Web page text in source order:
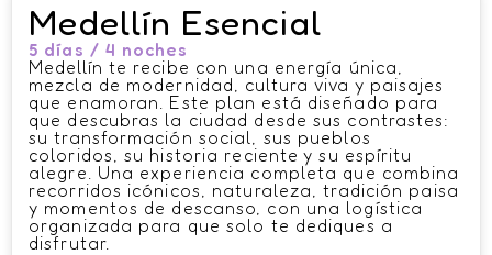
Medellín Esencial
5 días / 4 noches
Medellín te recibe con una energía única,
mezcla de modernidad, cultura viva y paisajes
que enamoran. Este plan está diseñado para
que descubras la ciudad desde sus contrastes:
su transformación social, sus pueblos
coloridos, su historia reciente y su espíritu
alegre. Una experiencia completa que combina
recorridos icónicos, naturaleza, tradición paisa
y momentos de descanso, con una logística
organizada para que solo te dediques a
disfrutar.